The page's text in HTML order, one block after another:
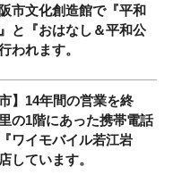
市文化創造館で『平和
と『おはなし＆平和公
われます。
】14年間の営業を終
の1階にあった携帯電話
ワイモバイル若江岩
しています。